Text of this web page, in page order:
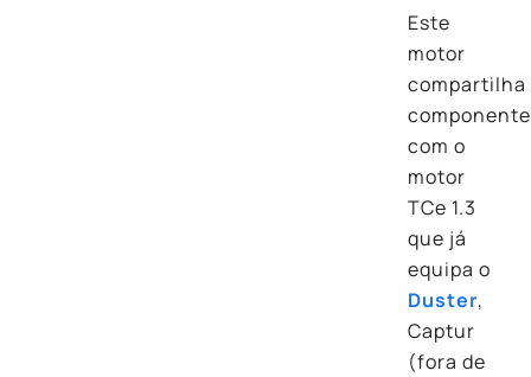
Este
motor
compartilha
com o
motor
TCe 1.3
que já
equipa o
Duster,
Captur
(fora de